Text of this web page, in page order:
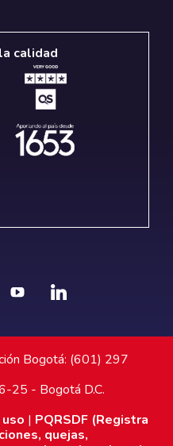
calidad
Bogotá: (601) 297
25 - Bogotá D.C.
| PQRSDF (Registra
quejas,